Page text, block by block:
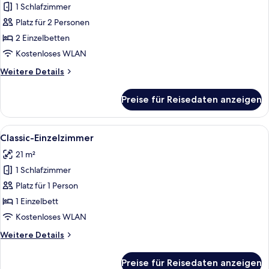
Design-
Zweibettzimmer
anzeigen
1 Schlafzimmer
Platz für 2 Personen
2 Einzelbetten
Kostenloses WLAN
Weitere Details
Weitere
Zweibettzimmer
Preise für Reisedaten anzeigen
Alle
Fotos
für
Classic-
Einzelzimmer
anzeigen
Ein Hotelzimmer mit zwei Betten,
4
Classic-Einzelzimmer
21 m²
1 Schlafzimmer
Platz für 1 Person
1 Einzelbett
Kostenloses WLAN
Weitere Details
Weitere
Preise für Reisedaten anzeigen